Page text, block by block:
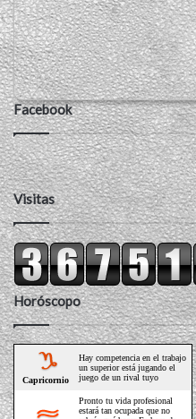
Facebook
Visitas
Horóscopo